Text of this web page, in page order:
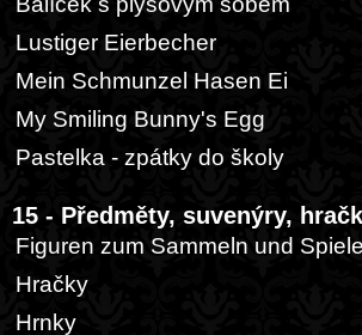
Lustiger Eierbecher
Mein Schmunzel Hasen Ei
My Smiling Bunny's Egg
Pastelka - zpátky do školy
15 - Předměty, suvenýry,
Figuren zum Sammeln und
Hračky
Hrnky